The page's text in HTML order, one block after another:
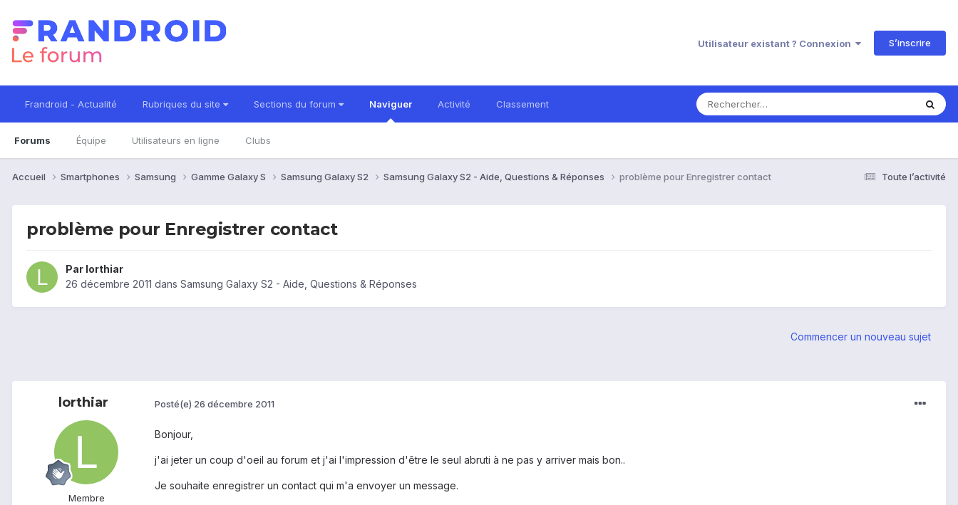
Utilisateur existant ? Connexion S’inscrire
Frandroid - Actualité Rubriques du site Sections du forum Naviguer
Forums Équipe Utilisateurs en ligne Clubs
Activité Classement
Toute l’activité
Accueil Smartphones Samsung Gamme Galaxy S Samsung Galaxy S2 Samsung Galaxy S2 - Aide, Questions & Réponses problème pour Enregistrer contact
problème pour Enregistrer contact
Par lorthiar
26 décembre 2011 dans Samsung Galaxy S2 - Aide, Questions & Réponses
Commencer un nouveau sujet
lorthiar
Membre
Posté(e) 26 décembre 2011
Bonjour,
j'ai jeter un coup d'oeil au forum et j'ai l'impression d'être le seul abruti à ne pas y arriver mais bon..
Je souhaite enregistrer un contact qui m'a envoyer un message.